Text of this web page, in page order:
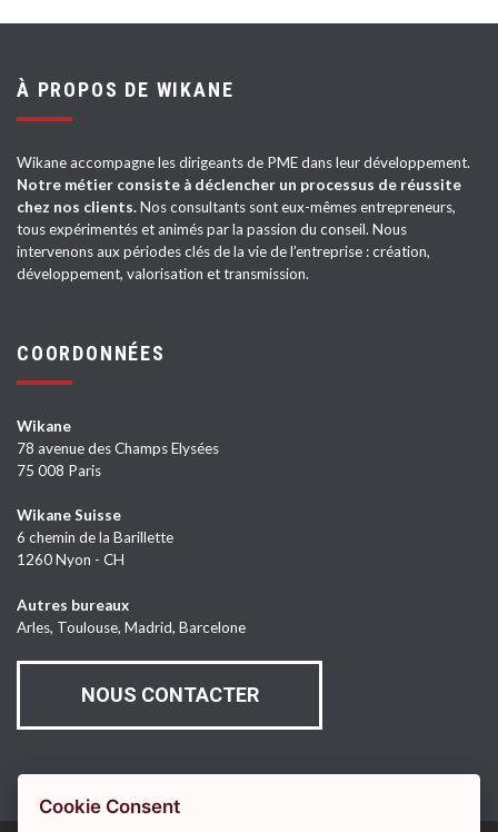
À PROPOS DE WIKANE
Wikane accompagne les dirigeants de PME dans leur développement.
Notre métier consiste à déclencher un processus de réussite
chez nos clients.Nos consultants sont eux-mêmes entrepreneurs,
tous expérimentés et animés par la passion du conseil. Nous
intervenons aux périodes clés de la vie de l’entreprise : création,
développement, valorisation et transmission.
COORDONNÉES
Wikane
78 avenue des Champs Elysées
75 008 Paris
Wikane Suisse
6 chemin de la Barillette
1260 Nyon - CH
Autres bureaux
Arles, Toulouse, Madrid, Barcelone
NOUS CONTACTER
Cookie Consent